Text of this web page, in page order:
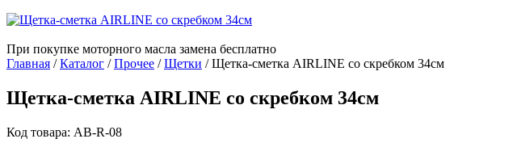
При покупке моторного масла замена бесплатно
Главная /Каталог /Прочее /Щетки /Щетка-сметка AIRLINE со скребком 34см
Щетка-сметка AIRLINE со скребком 34см
Код товара: AB-R-08